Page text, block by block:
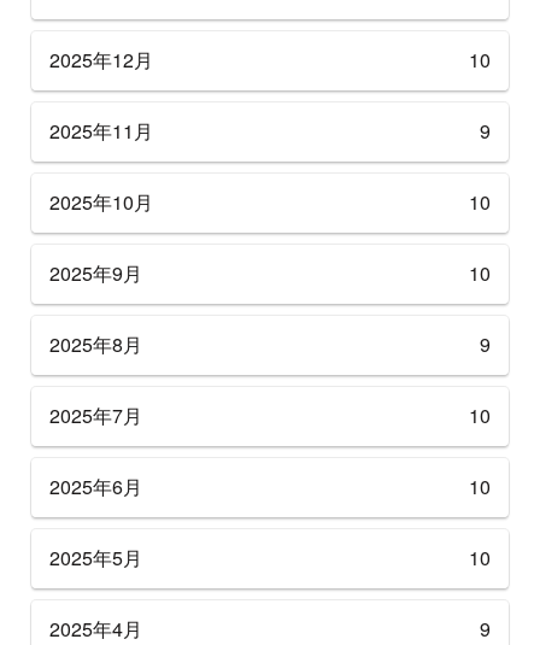
2025年12月 10
2025年11月 9
2025年10月 10
2025年9月 10
2025年8月 9
2025年7月 10
2025年6月 10
2025年5月 10
2025年4月 9